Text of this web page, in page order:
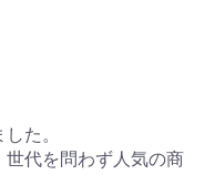
た。
代を問わず人気の商